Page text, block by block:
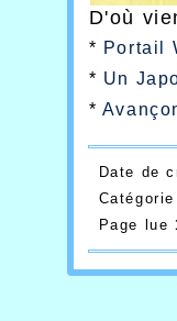
D'où
* Portail
* Un
*
Date de
Page lue